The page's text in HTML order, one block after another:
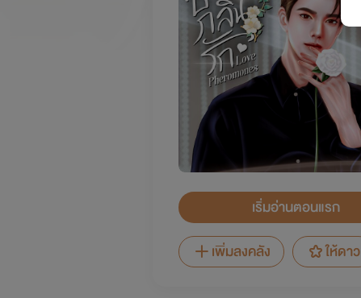
เริ่มอ่านตอนแรก
เพิ่มลงคลัง
ให้ดาว